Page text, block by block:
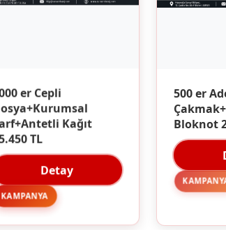
er Cepli
Kağıt
TL
Detay
KAMPANYA
500 er
Bloknot